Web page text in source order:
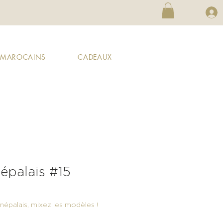
CADEAUX
#15
mixez les modèles !